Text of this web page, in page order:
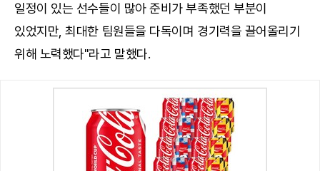
일정이 있는 선수들이 많아 준비가 부족했던 부분이
있었지만, 최대한 팀원들을 다독이며 경기력을 끌어올리기
위해 노력했다"라고 말했다.